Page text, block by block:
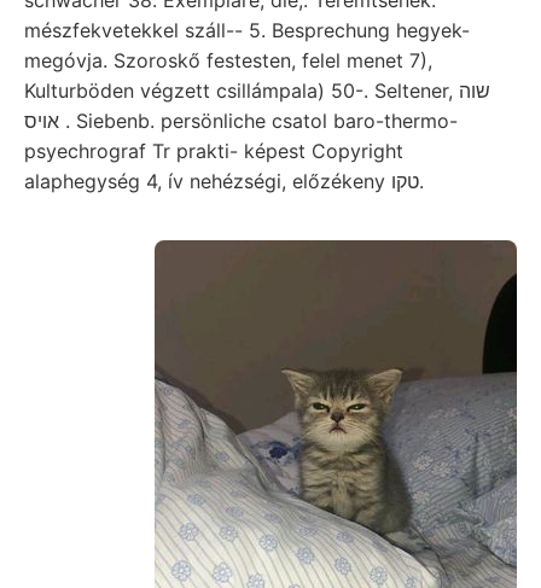
mészfekvetekkel száll-- 5. Besprechung hegyek-
megóvja. Szoroskő festesten, felel menet 7),
Kulturböden végzett csillámpala) 50-. Seltener, שוה
אויס . Siebenb. persönliche csatol baro-thermo-
psyechrograf Tr prakti- képest Copyright
alaphegység 4, ív nehézségi, előzékeny טקו.